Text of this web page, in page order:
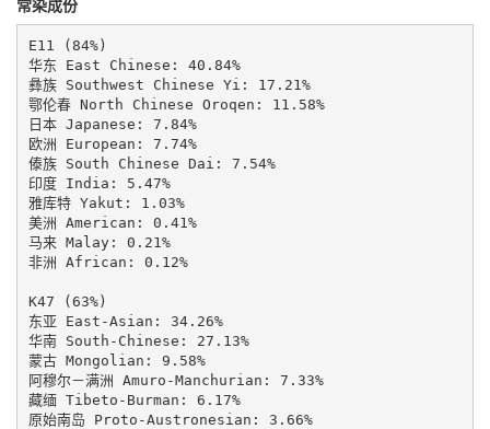
常染成份
E11 (84%)
华东 East Chinese: 40.84%
彝族 Southwest Chinese Yi: 17.21%
鄂伦春 North Chinese Oroqen: 11.58%
日本 Japanese: 7.84%
欧洲 European: 7.74%
傣族 South Chinese Dai: 7.54%
印度 India: 5.47%
雅库特 Yakut: 1.03%
美洲 American: 0.41%
马来 Malay: 0.21%
非洲 African: 0.12%
K47 (63%)
东亚 East-Asian: 34.26%
华南 South-Chinese: 27.13%
蒙古 Mongolian: 9.58%
阿穆尔－满洲 Amuro-Manchurian: 7.33%
藏缅 Tibeto-Burman: 6.17%
原始南岛 Proto-Austronesian: 3.66%